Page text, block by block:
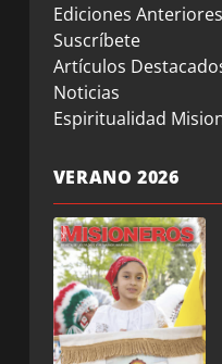
Ediciones Anteriores
Suscríbete
Artículos
Noticias
Espiritualidad
VERANO 2026